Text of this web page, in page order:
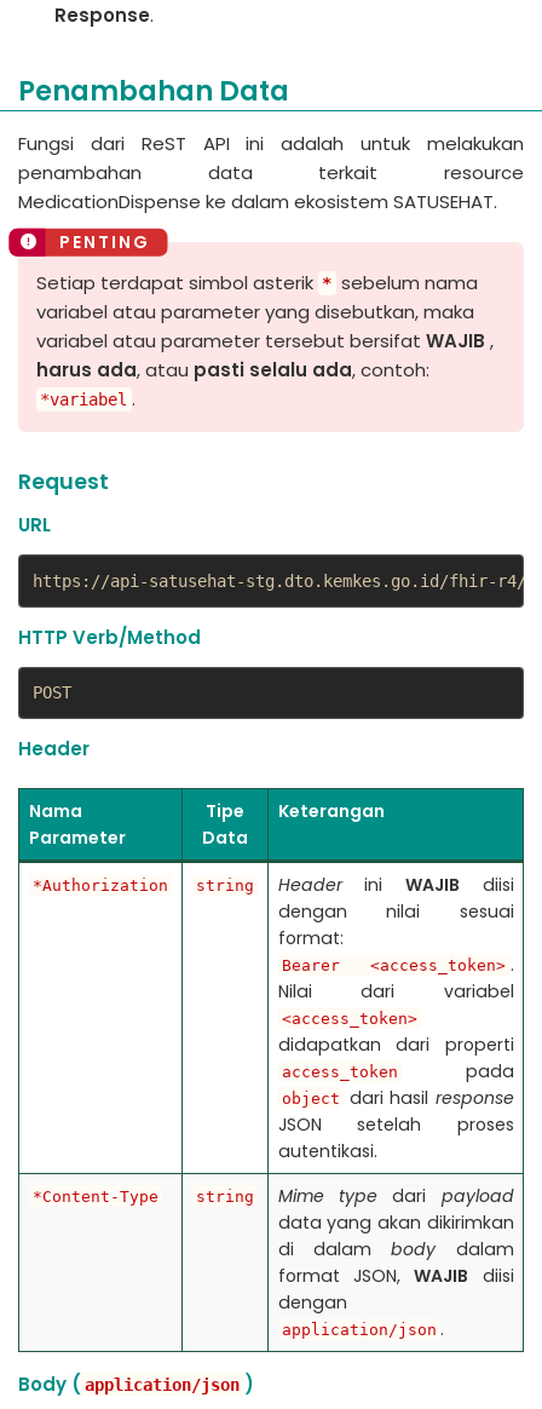
Response.
Penambahan Data
Fungsi dari ReST API ini adalah untuk melakukan
penambahan data terkait resource
MedicationDispense ke dalam ekosistem SATUSEHAT.
Setiap terdapat simbol asterik * sebelum nama
variabel atau parameter yang disebutkan, maka
variabel atau parameter tersebut bersifat WAJIB ,
harus ada, atau pasti selalu ada, contoh:
*variabel .
Request
URL
https://api-satusehat-stg.dto.kemkes.go.id/fhir-r4/v1/
HTTP Verb/Method
POST
Header
Nama
Parameter
Tipe
Data
Keterangan
*Authorization string Headerini WAJIB diisi
dengan nilai sesuai
format:
Bearer <access_token> .
Nilai dari variabel
<access_token>
didapatkan dari properti
access_token pada
object dari hasil response
JSON setelah proses
autentikasi.
*Content-Type string Mime typedari payload
data yang akan dikirimkan
di dalambodydalam
format JSON,WAJIB diisi
dengan
application/json .
Body ( application/json )